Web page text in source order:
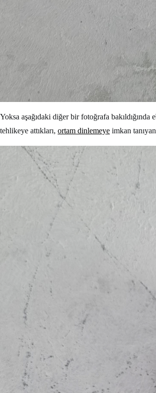
Yoksa aşağıdaki diğer bir fotoğrafa
tehlikeye attıkları, ortam dinlemeye imkan